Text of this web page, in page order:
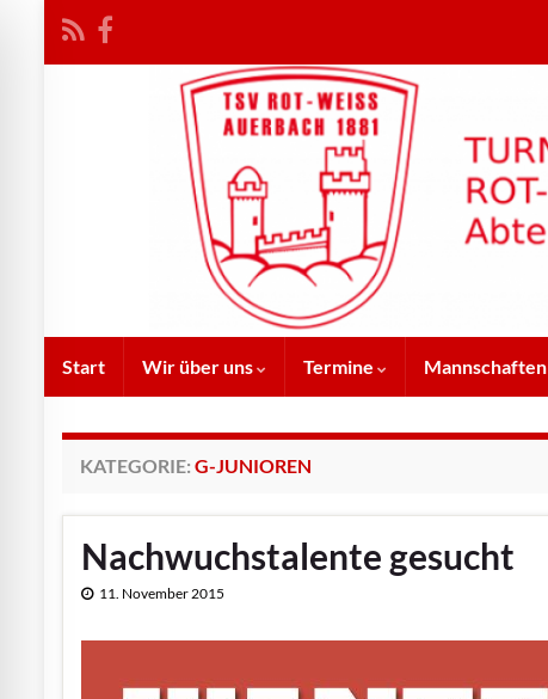
Start Wir über uns Termine Mannschaften
KATEGORIE: G-JUNIOREN
Nachwuchstalente gesucht
11. November 2015